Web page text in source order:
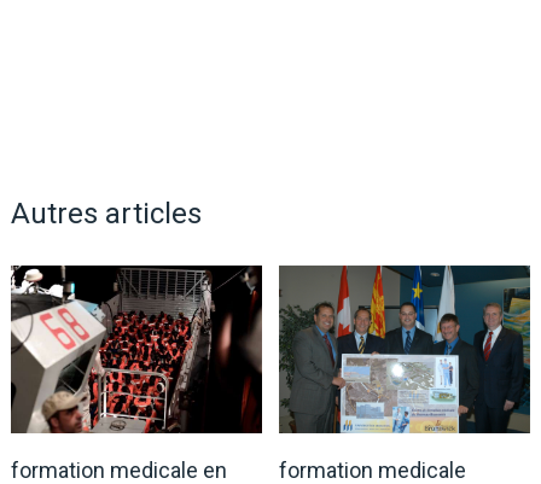
Autres articles
formation medicale en
formation medicale